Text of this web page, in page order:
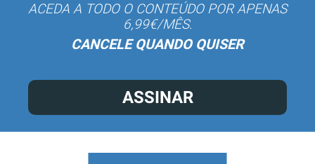
ACEDA A TODO O CONTEÚDO POR APENAS
6,99€/MÊS.
CANCELE QUANDO QUISER
ASSINAR